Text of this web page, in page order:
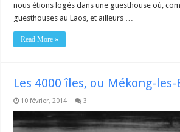
nous étions logés dans une guesthouse où,
guesthouses au Laos, et ailleurs …
Read More »
Les 4000 îles, ou Mékong-les-
10 février, 2014 3